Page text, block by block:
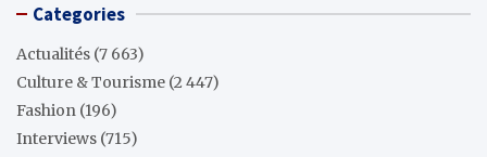
Categories
Actualités (7 663)
Culture & Tourisme (2 447)
Fashion (196)
Interviews (715)